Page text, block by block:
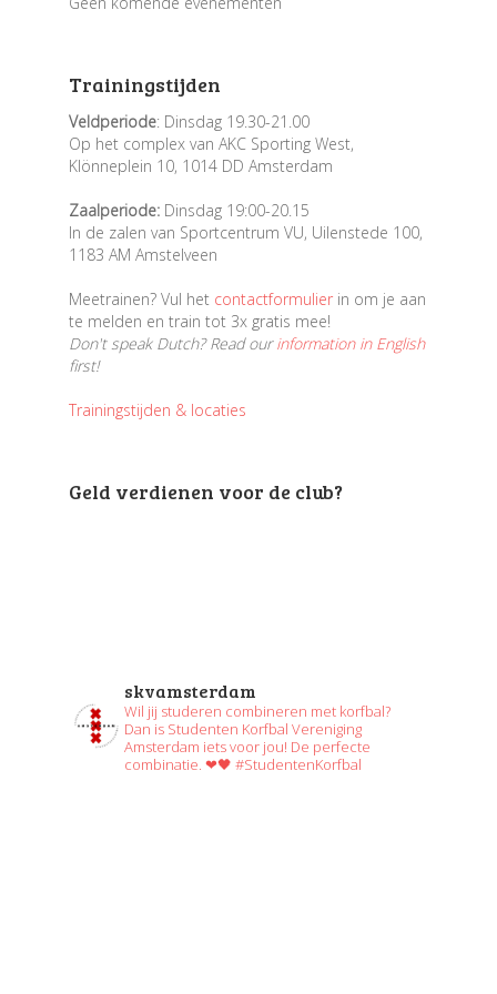
Trainingstijden
Veldperiode: Dinsdag 19.30-21.00
Op het complex van AKC Sporting West,
Klönneplein 10, 1014 DD Amsterdam
Zaalperiode:Dinsdag 19:00-20.15
In de zalen van Sportcentrum VU, Uilenstede 100,
1183 AM Amstelveen
Meetrainen? Vul het contactformulierin om je aan
te melden en train tot 3x gratis mee!
Don't speak Dutch? Read ourinformation in English
first!
Trainingstijden & locaties
Geld verdienen voor de club?
skvamsterdam
Wil jij studeren combineren met korfbal?
Dan is Studenten Korfbal Vereniging
Amsterdam iets voor jou! De perfecte
combinatie. ❤🖤 #StudentenKorfbal